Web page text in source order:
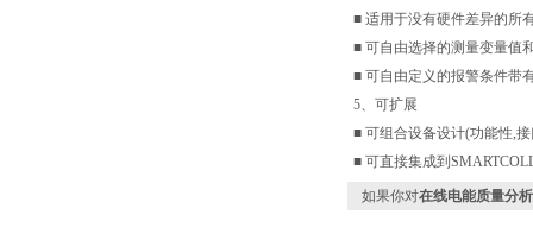
■ 适用于没有硬件差异的所
■ 可自由选择的测量变量值
■ 可自由定义的报警条件带
5、可扩展
■ 可组合设备设计(功能性,
■ 可直接集成到
如果你对在线电能质量分